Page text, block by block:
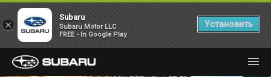
×
Subaru
Subaru Motor LLC
FREE - In Google Play
Установить